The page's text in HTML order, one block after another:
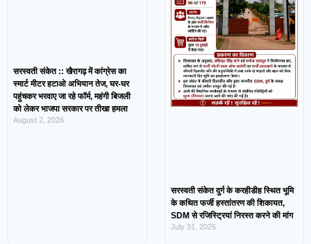
सरस्वती संकेत :: खैरागढ़ में कांग्रेस का
स्मार्ट मीटर हटाओ अभियान तेज, घर-घर
पहुंचकर भरवाए जा रहे फॉर्म, महंगी बिजली
को लेकर भाजपा सरकार पर तीखा हमला
August 2, 2026
सरस्वती संकेत दुर्ग के करहीडीह स्थित भूमि
के कथित फर्जी हस्तांतरण की शिकायत,
SDM से रजिस्ट्रियां निरस्त करने की मांग
July 31, 2026